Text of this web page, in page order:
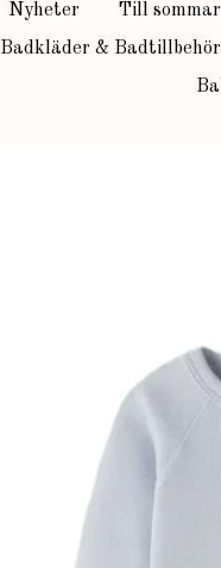
Nyheter Till
Badkläder & Badtillbehör